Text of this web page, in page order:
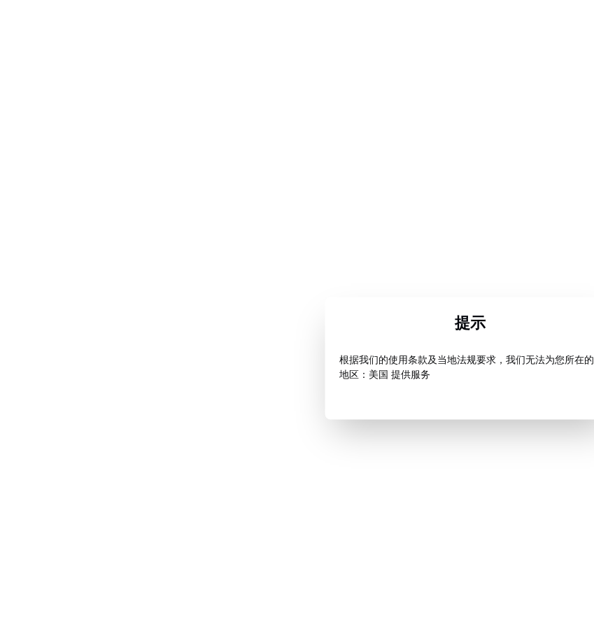
提示
根据我们的使用条款及当地法规要求，我们无法为您所在的
地区：美国 提供服务